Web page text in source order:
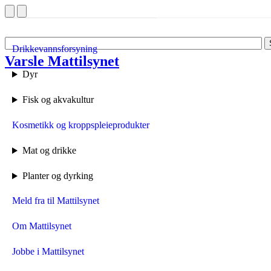
Drikkevannsforsyning
Dyr
Fisk og akvakultur
Kosmetikk og kroppspleieprodukter
Mat og drikke
Planter og dyrking
Meld fra til Mattilsynet
Om Mattilsynet
Jobbe i Mattilsynet
Forside
Varsle Mattilsynet